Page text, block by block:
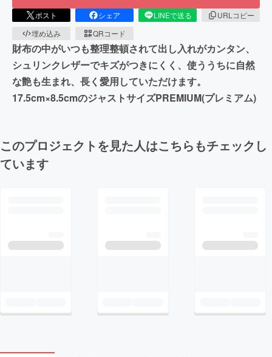
ポスト シェア LINEで送る
URLコピー
埋め込み
QRコード
財布の中がいつも整理整頓されて出し入れがカンタン、
シュリンクレザーでキズがつきにくく、使ううちに自然
な艶も生まれ、長く愛用していただけます。
17.5cm×8.5cmのジャストサイズPREMIUM(プレミアム)
このプロジェクトを見た人はこちらもチェックし
ています